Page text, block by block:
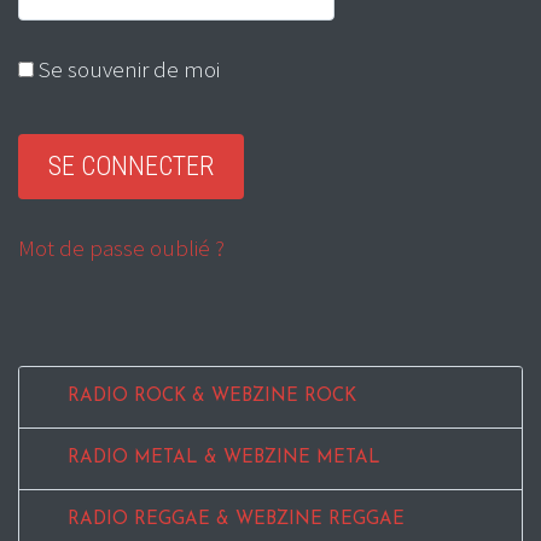
Se souvenir de moi
Mot de passe oublié ?
RADIO ROCK & WEBZINE ROCK
RADIO METAL & WEBZINE METAL
RADIO REGGAE & WEBZINE REGGAE